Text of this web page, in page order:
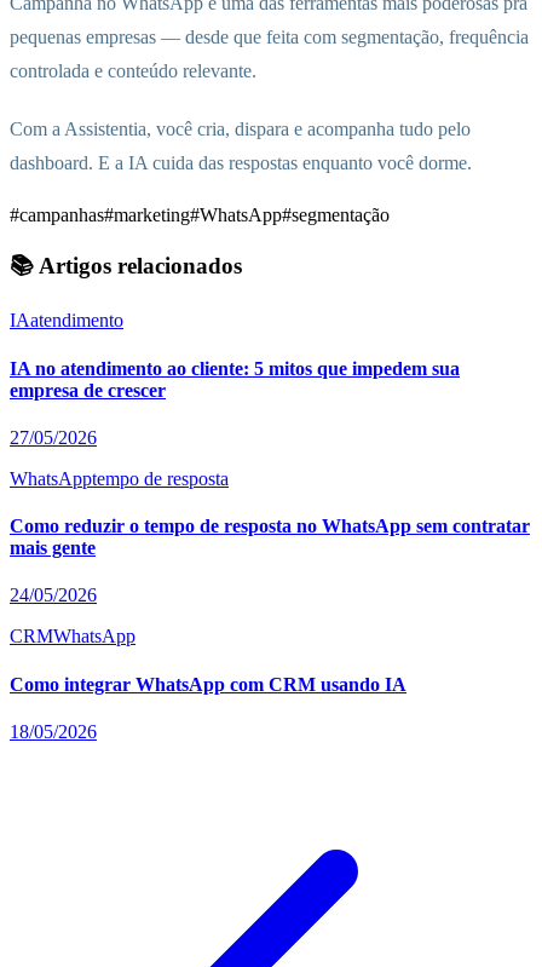
pequenas empresas — desde que feita com segmentação, frequência
controlada e conteúdo relevante.
Com a Assistentia, você cria, dispara e acompanha tudo pelo
dashboard. E a IA cuida das respostas enquanto você dorme.
#campanhas#marketing#WhatsApp#segmentação
📚 Artigos relacionados
IAatendimento
IA no atendimento ao cliente: 5 mitos que impedem sua
empresa de crescer
27/05/2026
WhatsApptempo de resposta
Como reduzir o tempo de resposta no WhatsApp sem contratar
mais gente
24/05/2026
CRMWhatsApp
Como integrar WhatsApp com CRM usando IA
18/05/2026